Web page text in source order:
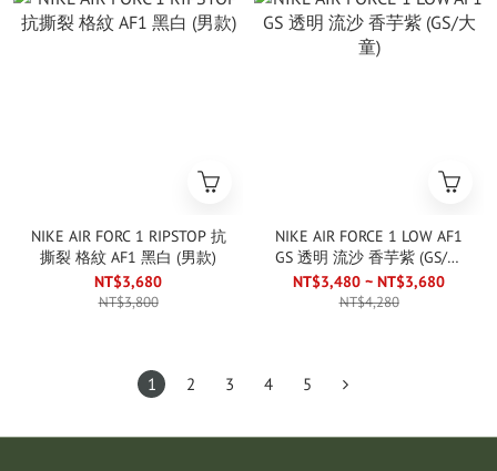
NIKE AIR FORC 1 RIPSTOP 抗
撕裂 格紋 AF1 黑白 (男款)
NT$3,680
NT$3,800
NIKE AIR FORCE 1 LOW AF1
GS 透明 流沙 香芋紫 (GS/大
童)
NT$3,480 ~ NT$3,680
NT$4,280
1 2 3 4 5